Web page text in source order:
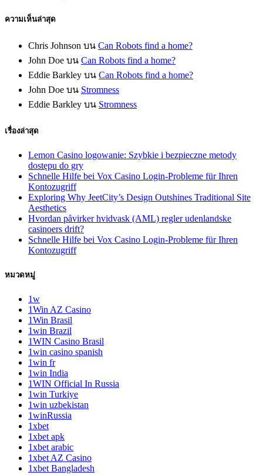
ความเห็นล่าสุด
Chris Johnson บน Can Robots find a home?
John Doe บน Can Robots find a home?
Eddie Barkley บน Can Robots find a home?
John Doe บน Stromness
Eddie Barkley บน Stromness
เรื่องล่าสุด
Lemon Casino logowanie: Szybkie i bezpieczne metody
dostępu do gry
Schnelle Hilfe bei Vox Casino Login-Probleme für Ihren
Kontozugriff
Exploring Why JeetCity’s Design Outshines Traditional Site
Aesthetics
Hvordan påvirker hvidvask (AML) regler udenlandske
casinoers drift?
Schnelle Hilfe bei Vox Casino Login-Probleme für Ihren
Kontozugriff
หมวดหมู่
1w
1Win AZ Casino
1Win Brasil
1win Brazil
1WIN Casino Brasil
1win casino spanish
1win fr
1win India
1WIN Official In Russia
1win Turkiye
1win uzbekistan
1winRussia
1xbet
1xbet apk
1xbet arabic
1xbet AZ Casino
1xbet Bangladesh